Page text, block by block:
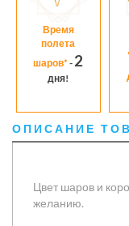
Время
полета
шаров*- 2
дня!
ОПИСАНИЕ
Цвет шаров и
желанию.